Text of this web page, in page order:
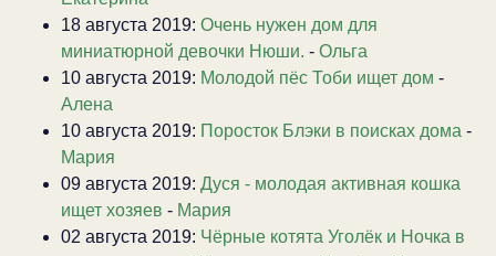
18 августа 2019: Очень нужен дом для
миниатюрной девочки Нюши. - Ольга
10 августа 2019: Молодой пёс Тоби ищет дом -
Алена
10 августа 2019: Поросток Блэки в поисках дома -
Мария
09 августа 2019: Дуся - молодая активная кошка
ищет хозяев - Мария
02 августа 2019: Чёрные котята Уголёк и Ночка в